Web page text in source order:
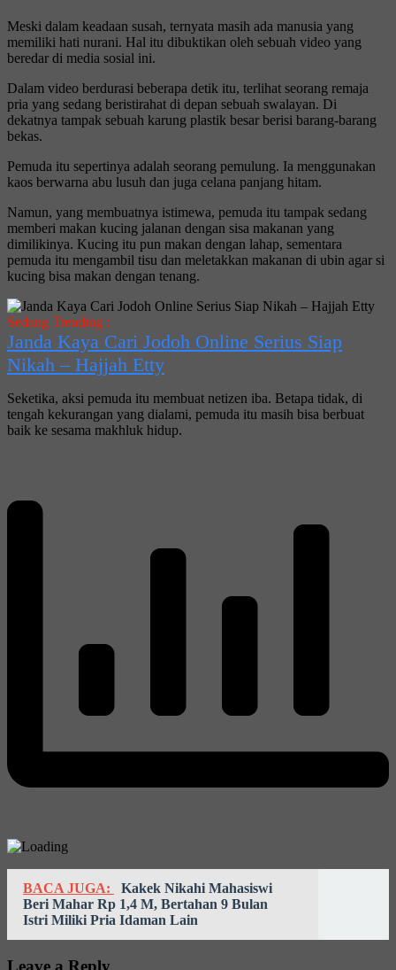
Meski dalam keadaan susah, ternyata masih ada manusia yang
memiliki hati nurani. Hal itu dibuktikan oleh sebuah video yang
beredar di media sosial ini.
Dalam video berdurasi beberapa detik itu, terlihat seorang remaja
pria yang sedang beristirahat di depan sebuah swalayan. Di
dekatnya tampak sebuah karung plastik besar berisi barang-barang
bekas.
Pemuda itu sepertinya adalah seorang pemulung. Ia menggunakan
kaos berwarna abu lusuh dan juga celana panjang hitam.
Namun, yang membuatnya istimewa, pemuda itu tampak sedang
memberi makan kucing jalanan dengan sisa makanan yang
dimilikinya. Kucing itu pun makan dengan lahap, sementara
pemuda itu mengambil tisu dan meletakkan makanan di ubin agar si
kucing bisa makan dengan tenang.
Sedang Trending :
Janda Kaya Cari Jodoh Online Serius Siap
Nikah – Hajjah Etty
Seketika, aksi pemuda itu membuat netizen iba. Betapa tidak, di
tengah kekurangan yang dialami, pemuda itu masih bisa berbuat
baik ke sesama makhluk hidup.
BACA JUGA:
Kakek Nikahi Mahasiswi
Beri Mahar Rp 1,4 M, Bertahan 9 Bulan
Istri Miliki Pria Idaman Lain
Leave a Reply